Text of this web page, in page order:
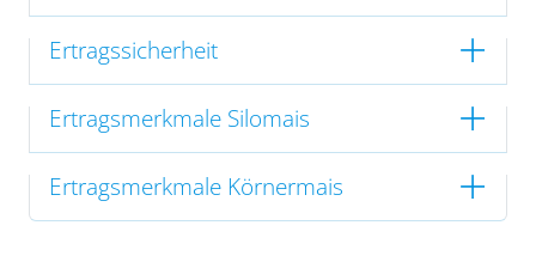
Ertragssicherheit
Ertragsmerkmale Silomais
Ertragsmerkmale Körnermais